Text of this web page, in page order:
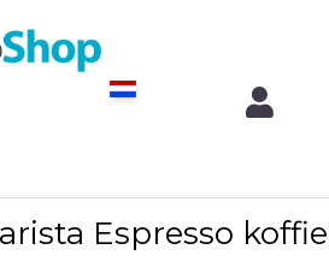
Espresso